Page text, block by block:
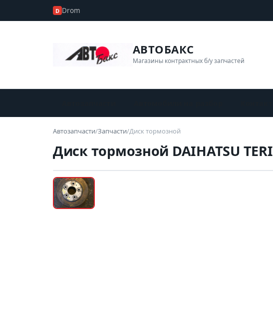
D Drom
АВТОБАКС
Магазины контрактных б/у запчастей
Автозапчасти/Запчасти/Диск тормозной
Диск тормозной DAIHATSU
Б/У В НАЛИЧИИ